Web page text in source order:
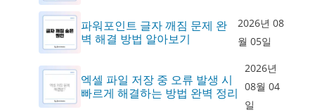
파워포인트 글자 깨짐 문제 완
벽 해결 방법 알아보기
2026년 08
월 05일
엑셀 파일 저장 중 오류 발생 시
빠르게 해결하는 방법 완벽 정리
2026년
08월 04
일